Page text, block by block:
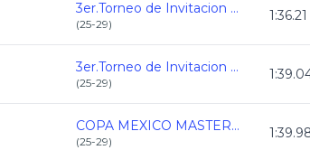
3er.Torneo de Invitacion Master C.C. 2025
(25-29)
1:36.21
3er.Torneo de Invitacion Master C.C. 2025
(25-29)
COPA MEXICO MASTERS C.C.
(25-29)